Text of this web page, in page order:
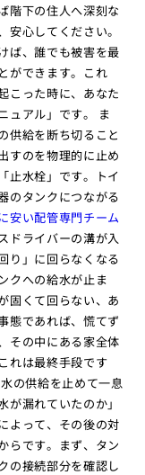
階下の住人へ深刻な
心してください。
ば、誰でも被害を最
ができます。これ
こった時に、あなた
ュアル」です。 ま
供給を断ち切ること
すのを物理的に止め
止水栓」です。トイ
のタンクにつながる
安い配管専門チーム
ドライバーの溝が入
り」に回らなくなる
クへの給水が止ま
固くて回らない、あ
態であれば、慌てず
その中にある家全体
れは最終手段です
の供給を止めて一息
漏れていたのか」
よって、その後の対
らです。まず、タン
の接続部分を確認し